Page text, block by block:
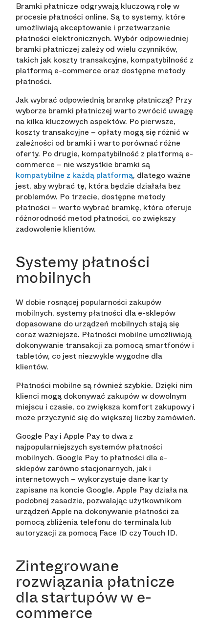
Bramki płatnicze odgrywają kluczową rolę w
procesie płatności online. Są to systemy, które
umożliwiają akceptowanie i przetwarzanie
płatności elektronicznych. Wybór odpowiedniej
bramki płatniczej zależy od wielu czynników,
takich jak koszty transakcyjne, kompatybilność z
platformą e-commerce oraz dostępne metody
płatności.
Jak wybrać odpowiednią bramkę płatniczą? Przy
wyborze bramki płatniczej warto zwrócić uwagę
na kilka kluczowych aspektów. Po pierwsze,
koszty transakcyjne – opłaty mogą się różnić w
zależności od bramki i warto porównać różne
oferty. Po drugie, kompatybilność z platformą e-
commerce – nie wszystkie bramki są
kompatybilne z każdą platformą, dlatego ważne
jest, aby wybrać tę, która będzie działała bez
problemów. Po trzecie, dostępne metody
płatności – warto wybrać bramkę, która oferuje
różnorodność metod płatności, co zwiększy
zadowolenie klientów.
Systemy płatności
mobilnych
W dobie rosnącej popularności zakupów
mobilnych, systemy płatności dla e-sklepów
dopasowane do urządzeń mobilnych stają się
coraz ważniejsze. Płatności mobilne umożliwiają
dokonywanie transakcji za pomocą smartfonów i
tabletów, co jest niezwykle wygodne dla
klientów.
Płatności mobilne są również szybkie. Dzięki nim
klienci mogą dokonywać zakupów w dowolnym
miejscu i czasie, co zwiększa komfort zakupowy i
może przyczynić się do większej liczby zamówień.
Google Pay i Apple Pay to dwa z
najpopularniejszych systemów płatności
mobilnych. Google Pay to płatności dla e-
sklepów zarówno stacjonarnych, jak i
internetowych – wykorzystuje dane karty
zapisane na koncie Google. Apple Pay działa na
podobnej zasadzie, pozwalając użytkownikom
urządzeń Apple na dokonywanie płatności za
pomocą zbliżenia telefonu do terminala lub
autoryzacji za pomocą Face ID czy Touch ID.
Zintegrowane
rozwiązania płatnicze
dla startupów w e-
commerce